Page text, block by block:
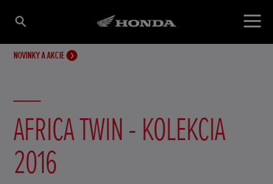
NOVINKY A AKCIE
AFRICA TWIN - KOLEKCIA
2016